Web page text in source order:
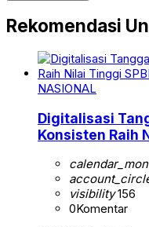
Rekomendasi
NASIONAL
Digitalisasi
Konsisten Raih
visibility156
0Komentar